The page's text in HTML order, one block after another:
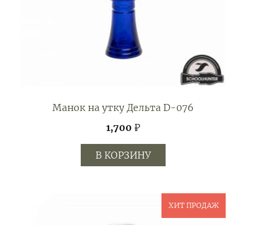
Манок на утку Дельта D-076
1,700 ₽
В КОРЗИНУ
ХИТ ПРОДАЖ